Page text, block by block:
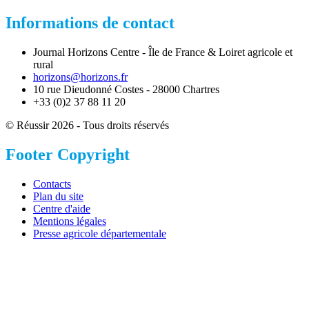
Informations de contact
Journal Horizons Centre - Île de France & Loiret agricole et
rural
horizons@horizons.fr
10 rue Dieudonné Costes - 28000 Chartres
+33 (0)2 37 88 11 20
© Réussir 2026 - Tous droits réservés
Footer Copyright
Contacts
Plan du site
Centre d'aide
Mentions légales
Presse agricole départementale